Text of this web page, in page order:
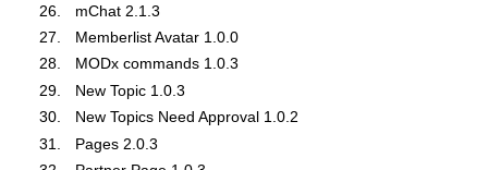
mChat 2.1.3
Memberlist Avatar 1.0.0
MODx commands 1.0.3
New Topic 1.0.3
New Topics Need Approval 1.0.2
Pages 2.0.3